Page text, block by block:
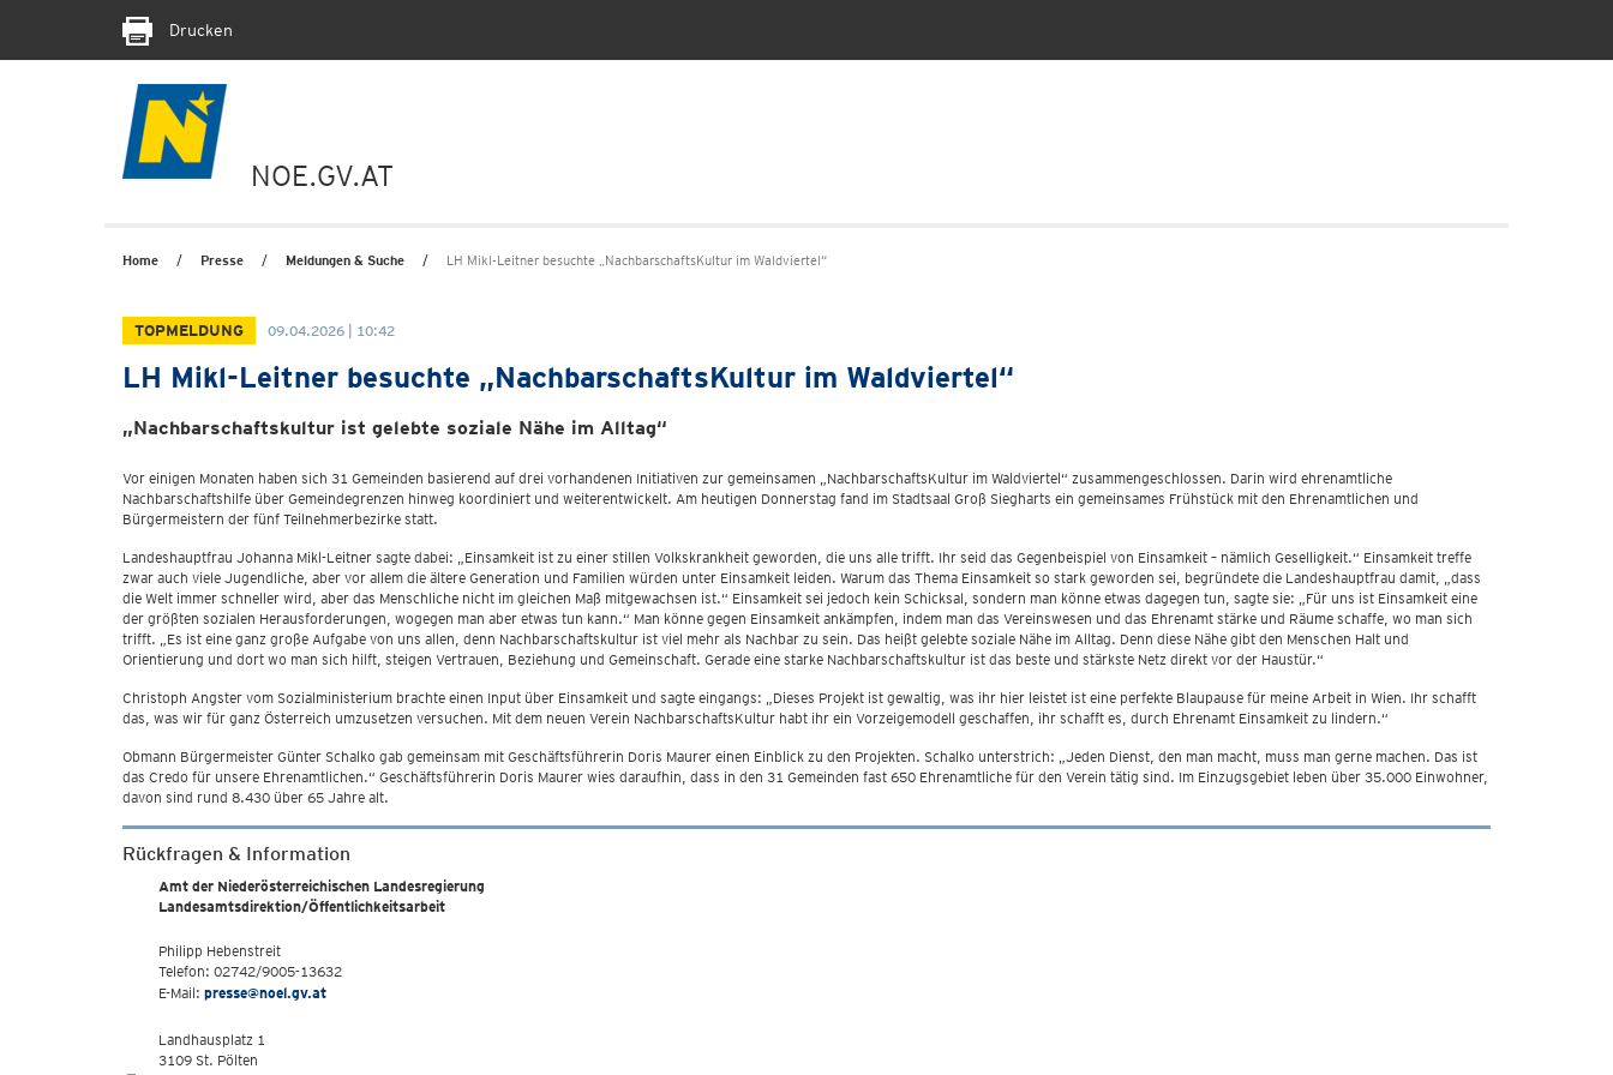
Drucken
NOE.GV.AT
Home Presse Meldungen & Suche LH Mikl-Leitner besuchte „NachbarschaftsKultur im Waldviertel“
TOPMELDUNG 09.04.2026 | 10:42
LH Mikl-Leitner besuchte „NachbarschaftsKultur im Waldviertel“
„Nachbarschaftskultur ist gelebte soziale Nähe im Alltag“
Vor einigen Monaten haben sich 31 Gemeinden basierend auf drei vorhandenen Initiativen zur gemeinsamen „NachbarschaftsKultur im Waldviertel“ zusammengeschlossen. Darin wird ehrenamtliche
Nachbarschaftshilfe über Gemeindegrenzen hinweg koordiniert und weiterentwickelt. Am heutigen Donnerstag fand im Stadtsaal Groß Siegharts ein gemeinsames Frühstück mit den Ehrenamtlichen und
Bürgermeistern der fünf Teilnehmerbezirke statt.
Landeshauptfrau Johanna Mikl-Leitner sagte dabei: „Einsamkeit ist zu einer stillen Volkskrankheit geworden, die uns alle trifft. Ihr seid das Gegenbeispiel von Einsamkeit – nämlich Geselligkeit.“ Einsamkeit treffe
zwar auch viele Jugendliche, aber vor allem die ältere Generation und Familien würden unter Einsamkeit leiden. Warum das Thema Einsamkeit so stark geworden sei, begründete die Landeshauptfrau damit, „dass
die Welt immer schneller wird, aber das Menschliche nicht im gleichen Maß mitgewachsen ist.“ Einsamkeit sei jedoch kein Schicksal, sondern man könne etwas dagegen tun, sagte sie: „Für uns ist Einsamkeit eine
der größten sozialen Herausforderungen, wogegen man aber etwas tun kann.“ Man könne gegen Einsamkeit ankämpfen, indem man das Vereinswesen und das Ehrenamt stärke und Räume schaffe, wo man sich
trifft. „Es ist eine ganz große Aufgabe von uns allen, denn Nachbarschaftskultur ist viel mehr als Nachbar zu sein. Das heißt gelebte soziale Nähe im Alltag. Denn diese Nähe gibt den Menschen Halt und
Orientierung und dort wo man sich hilft, steigen Vertrauen, Beziehung und Gemeinschaft. Gerade eine starke Nachbarschaftskultur ist das beste und stärkste Netz direkt vor der Haustür.“
Christoph Angster vom Sozialministerium brachte einen Input über Einsamkeit und sagte eingangs: „Dieses Projekt ist gewaltig, was ihr hier leistet ist eine perfekte Blaupause für meine Arbeit in Wien. Ihr schafft
das, was wir für ganz Österreich umzusetzen versuchen. Mit dem neuen Verein NachbarschaftsKultur habt ihr ein Vorzeigemodell geschaffen, ihr schafft es, durch Ehrenamt Einsamkeit zu lindern.“
Obmann Bürgermeister Günter Schalko gab gemeinsam mit Geschäftsführerin Doris Maurer einen Einblick zu den Projekten. Schalko unterstrich: „Jeden Dienst, den man macht, muss man gerne machen. Das ist
das Credo für unsere Ehrenamtlichen.“ Geschäftsführerin Doris Maurer wies daraufhin, dass in den 31 Gemeinden fast 650 Ehrenamtliche für den Verein tätig sind. Im Einzugsgebiet leben über 35.000 Einwohner,
davon sind rund 8.430 über 65 Jahre alt.
Rückfragen & Information
Amt der Niederösterreichischen Landesregierung
Landesamtsdirektion/Öffentlichkeitsarbeit
Philipp Hebenstreit
Telefon: 02742/9005-13632
E-Mail: presse@noel.gv.at
Landhausplatz 1
3109 St. Pölten